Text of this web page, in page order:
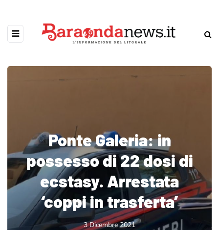
Ponte Galeria: in
possesso di 22 dosi di
ecstasy. Arrestata
‘coppi in trasferta’
3 Dicembre 2021